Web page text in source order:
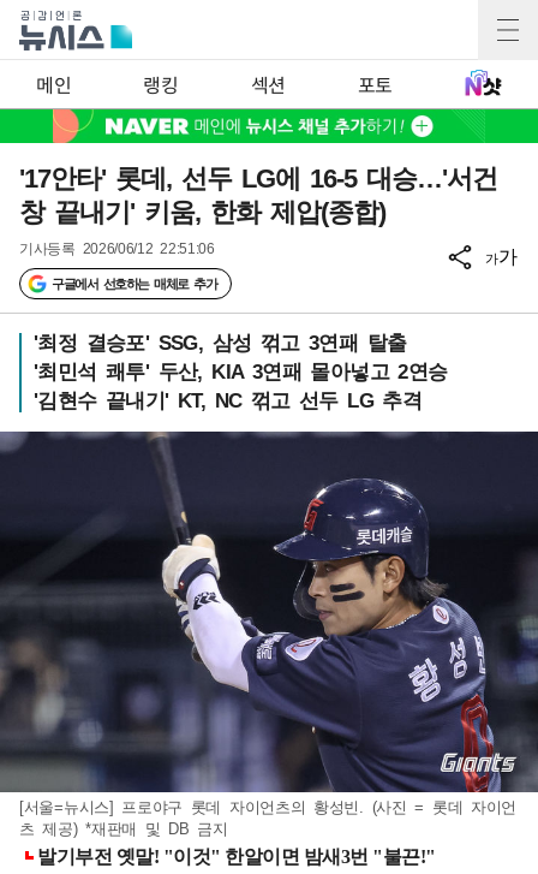
메인 랭킹 섹션 포토
'17안타' 롯데, 선두 LG에 16-5 대승…'서건
창 끝내기' 키움, 한화 제압(종합)
기사등록 2026/06/12 22:51:06
구글에서 선호하는 매체로 추가
가가
'최정 결승포' SSG, 삼성 꺾고 3연패 탈출
'최민석 쾌투' 두산, KIA 3연패 몰아넣고 2연승
'김현수 끝내기' KT, NC 꺾고 선두 LG 추격
[서울=뉴시스] 프로야구 롯데 자이언츠의 황성빈. (사진 = 롯데 자이언
츠 제공) *재판매 및 DB 금지